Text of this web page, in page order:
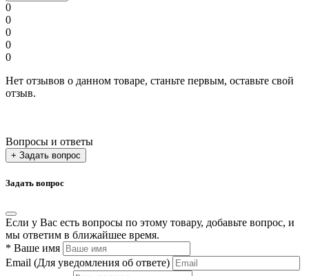
0
0
0
0
0
Нет отзывов о данном товаре, станьте первым, оставьте свой
отзыв.
Вопросы и ответы
+ Задать вопрос
Задать вопрос
Если у Вас есть вопросы по этому товару, добавьте вопрос, и
мы ответим в ближайшее время.
* Ваше имя
Email (Для уведомления об ответе)